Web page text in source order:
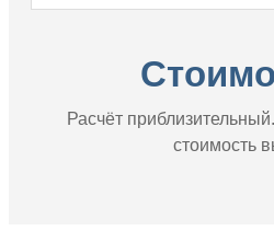
Расчёт
стоимость